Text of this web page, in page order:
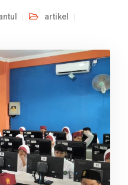
artikel